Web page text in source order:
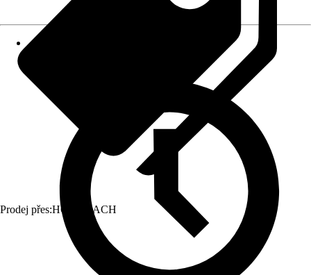
Prodej přes:HORNBACH